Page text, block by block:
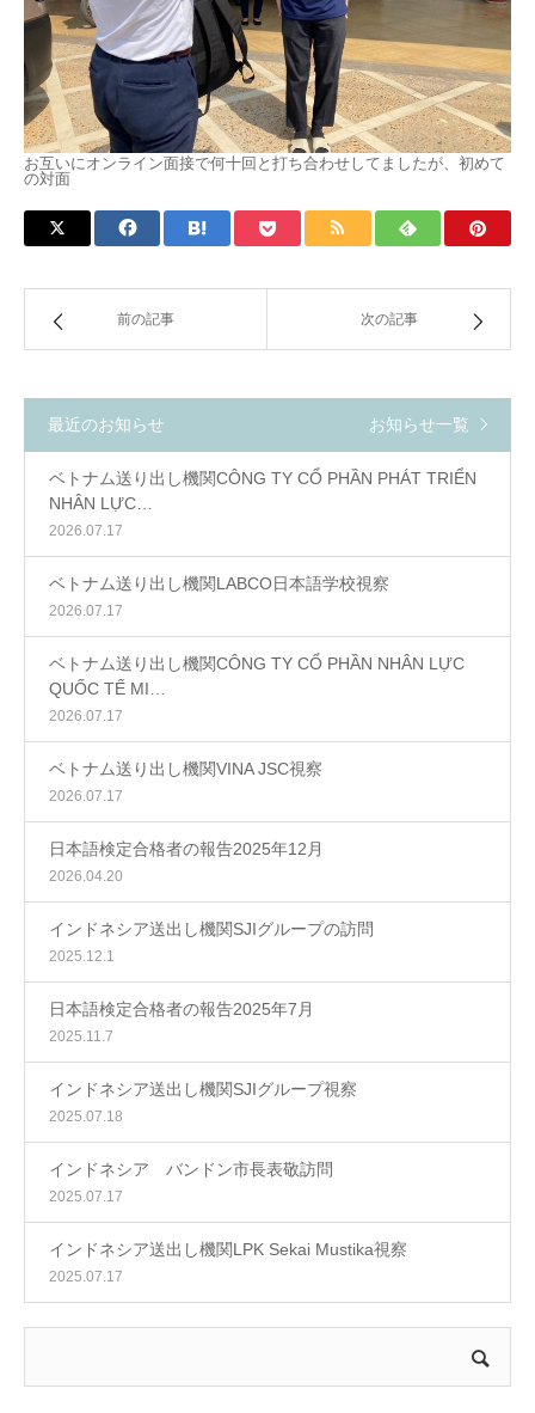
お互いにオンライン面接で何十回と打ち合わせしてましたが、初めて
の対面
前の記事 次の記事
最近のお知らせ お知らせ一覧
ベトナム送り出し機関CÔNG TY CỔ PHẦN PHÁT TRIỂN
NHÂN LỰC…
2026.07.17
ベトナム送り出し機関LABCO日本語学校視察
2026.07.17
ベトナム送り出し機関CÔNG TY CỔ PHẦN NHÂN LỰC
QUỐC TẾ MI…
2026.07.17
ベトナム送り出し機関VINA JSC視察
2026.07.17
日本語検定合格者の報告2025年12月
2026.04.20
インドネシア送出し機関SJIグループの訪問
2025.12.1
日本語検定合格者の報告2025年7月
2025.11.7
インドネシア送出し機関SJIグループ視察
2025.07.18
インドネシア バンドン市長表敬訪問
2025.07.17
インドネシア送出し機関LPK Sekai Mustika視察
2025.07.17